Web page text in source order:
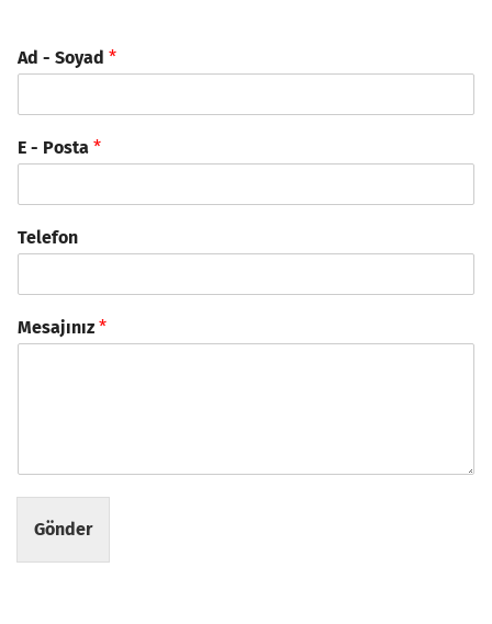
Ad - Soyad *
E - Posta *
Telefon
Mesajınız *
Gönder